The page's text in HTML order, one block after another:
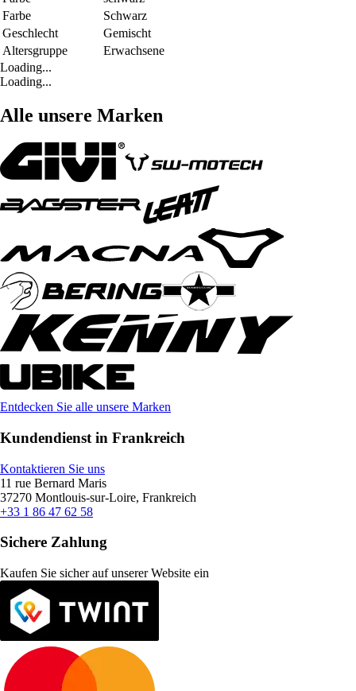
Farbe
Schwarz
Geschlecht
Gemischt
Altersgruppe
Erwachsene
Loading...
Loading...
Alle unsere Marken
Entdecken Sie alle unsere Marken
Kundendienst in Frankreich
Kontaktieren Sie uns
11 rue Bernard Maris
37270 Montlouis-sur-Loire, Frankreich
+33 1 86 47 62 58
Sichere Zahlung
Kaufen Sie sicher auf unserer Website ein